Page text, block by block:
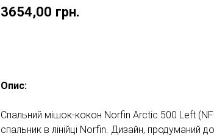
3654,00 грн.
Опис:
Спальний мішок-кокон Norfin Arctic 500 Left
спальник в лінійці Norfin. Дизайн, продуманий